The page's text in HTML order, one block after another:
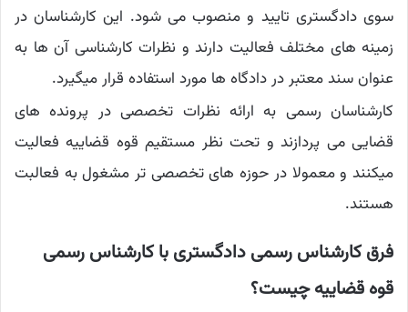
سوی دادگستری تایید و منصوب می شود. این کارشناسان در
زمینه های مختلف فعالیت دارند و نظرات کارشناسی آن ها به
عنوان سند معتبر در دادگاه ها مورد استفاده قرار میگیرد.
کارشناسان رسمی به ارائه نظرات تخصصی در پرونده های
قضایی می پردازند و تحت نظر مستقیم قوه قضاییه فعالیت
میکنند و معمولا در حوزه های تخصصی تر مشغول به فعالبت
هستند.
فرق کارشناس رسمی دادگستری با کارشناس رسمی
قوه قضاییه چیست؟